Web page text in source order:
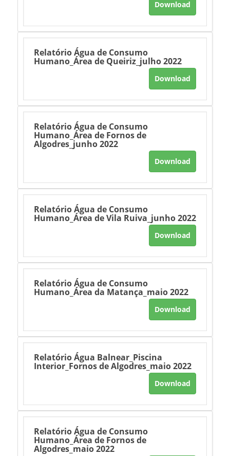
Download
Relatório Água de Consumo
Humano_Área de Queiriz_julho 2022
Download
Relatório Água de Consumo
Humano_Área de Fornos de
Algodres_junho 2022
Download
Relatório Água de Consumo
Humano_Área de Vila Ruiva_junho 2022
Download
Relatório Água de Consumo
Humano_Área da Matança_maio 2022
Download
Relatório Água Balnear_Piscina
Interior_Fornos de Algodres_maio 2022
Download
Relatório Água de Consumo
Humano_Área de Fornos de
Algodres_maio 2022